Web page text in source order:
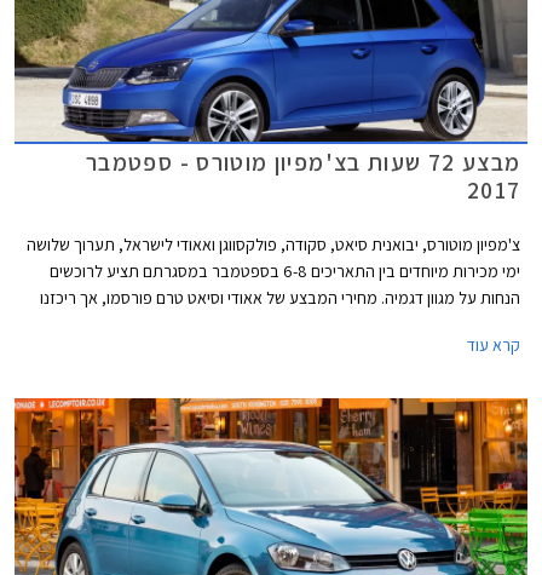
מבצע 72 שעות בצ'מפיון מוטורס - ספטמבר
2017
צ'מפיון מוטורס, יבואנית סיאט, סקודה, פולקסווגן ואאודי לישראל, תערוך שלושה
ימי מכירות מיוחדים בין התאריכים 6-8 בספטמבר במסגרתם תציע לרוכשים
הנחות על מגוון דגמיה. מחירי המבצע של אאודי וסיאט טרם פורסמו, אך ריכזנו
ופולקסווגן.
קרא עוד